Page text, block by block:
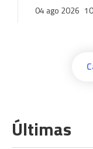
04 ago 2026
Últimas